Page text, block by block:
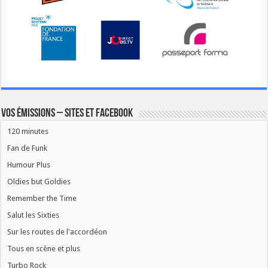
Vos émissions – Sites et Facebook
120 minutes
Fan de Funk
Humour Plus
Oldies but Goldies
Remember the Time
Salut les Sixties
Sur les routes de l'accordéon
Tous en scène et plus
Turbo Rock